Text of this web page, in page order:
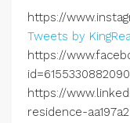
https://
Tweets by
https://
https://
residence-